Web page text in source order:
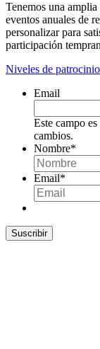
Tenemos una
eventos anuales de
personalizar para
participación
Niveles de
Email
Este campo
cambios.
Nombre*
Email*
Suscribir